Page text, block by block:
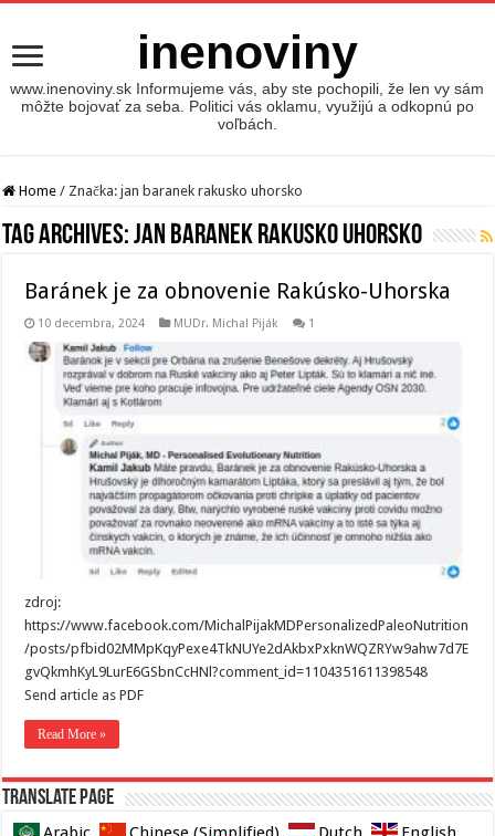
inenoviny
www.inenoviny.sk Informujeme vás, aby ste pochopili, že len vy sám
môžte bojovať za seba. Politici vás oklamu, využijú a odkopnú po
voľbách.
Home / Značka:jan baranek rakusko uhorsko
Tag Archives:jan baranek rakusko uhorsko
Baránek je za obnovenie Rakúsko-Uhorska
10 decembra, 2024 MUDr. Michal Piják 1
zdroj:
https://www.facebook.com/MichalPijakMDPersonalizedPaleoNutrition
/posts/pfbid02MMpKqyPexe4TkNUYe2dAkbxPxknWQZRYw9ahw7d7E
gvQkmhKyL9LurE6GSbnCcHNl?comment_id=1104351611398548
Send article as PDF
Read More »
Translate page